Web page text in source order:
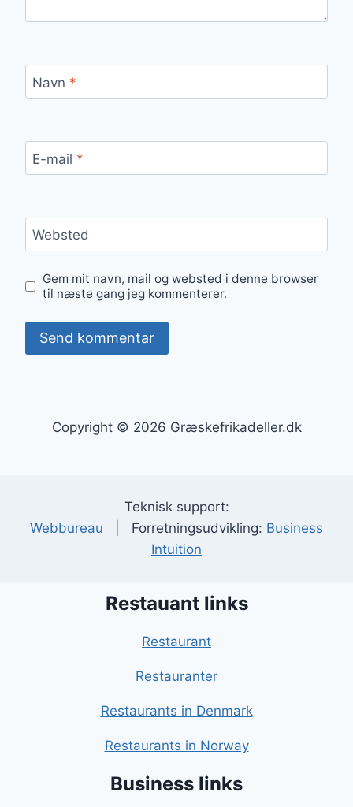
Navn *
E-mail *
Websted
Gem mit navn, mail og websted i denne browser
til næste gang jeg kommenterer.
Copyright © 2026 Græskefrikadeller.dk
Teknisk support:
Webbureau | Forretningsudvikling: Business
Intuition
Restauant links
Restaurant
Restauranter
Restaurants in Denmark
Restaurants in Norway
Business links